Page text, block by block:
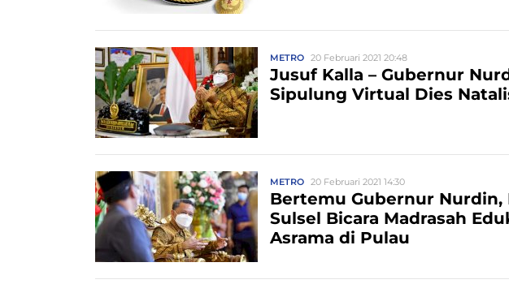
METRO 20 Februari 2021 20:48
Jusuf Kalla – Gubernur
Sipulung Virtual Dies
METRO 20 Februari 2021 14:30
Bertemu Gubernur Nurdin,
Sulsel Bicara Madrasah
Asrama di Pulau